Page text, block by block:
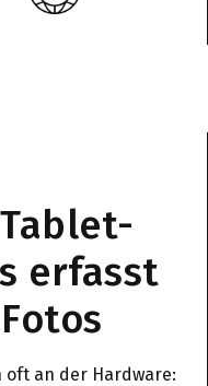
erfasst
an der Hardware: